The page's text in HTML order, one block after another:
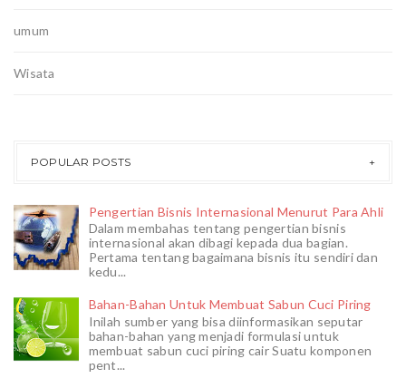
umum
Wisata
POPULAR POSTS
Pengertian Bisnis Internasional Menurut Para Ahli
Dalam membahas tentang pengertian bisnis
internasional akan dibagi kepada dua bagian.
Pertama tentang bagaimana bisnis itu sendiri dan
kedu...
Bahan-Bahan Untuk Membuat Sabun Cuci Piring
Inilah sumber yang bisa diinformasikan seputar
bahan-bahan yang menjadi formulasi untuk
membuat sabun cuci piring cair Suatu komponen
pent...